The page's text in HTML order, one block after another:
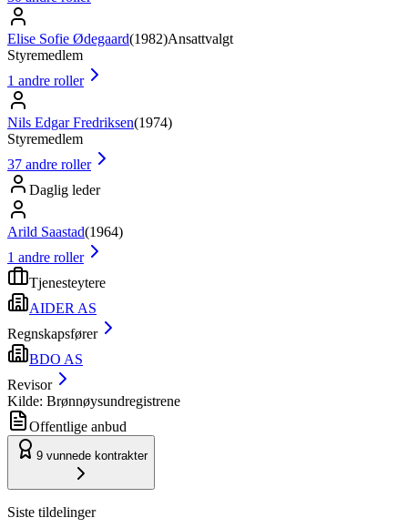
Elise Sofie Ødegaard(1982)Ansattvalgt
Styremedlem
1 andre roller
Nils Edgar Fredriksen(1974)
Styremedlem
37 andre roller
Daglig leder
Arild Saastad(1964)
1 andre roller
Tjenesteytere
AIDER AS
Regnskapsfører
BDO AS
Revisor
Kilde: Brønnøysundregistrene
Offentlige anbud
9 vunnede kontrakter
Siste tildelinger